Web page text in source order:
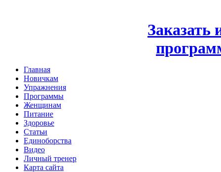
Заказать
Главная
Новичкам
Упражнения
Программы
Женщинам
Питание
Здоровье
Статьи
Единоборства
Видео
Личный тренер
Карта сайта